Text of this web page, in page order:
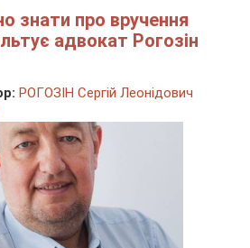
знати про вручення
адвокат Рогозін
РОГОЗІН Сергій Леонідович